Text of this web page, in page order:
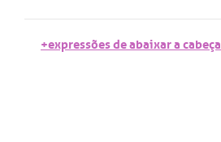
+expressões de abaixar a cabeça